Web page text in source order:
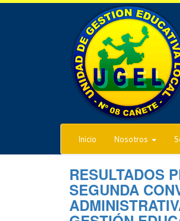
Inicio Nosotros
RESULTADOS
SEGUNDA